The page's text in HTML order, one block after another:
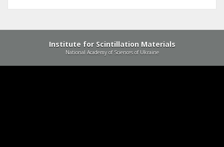
Institute for Scintillation Materials
National Academy of Sciences of Ukraine